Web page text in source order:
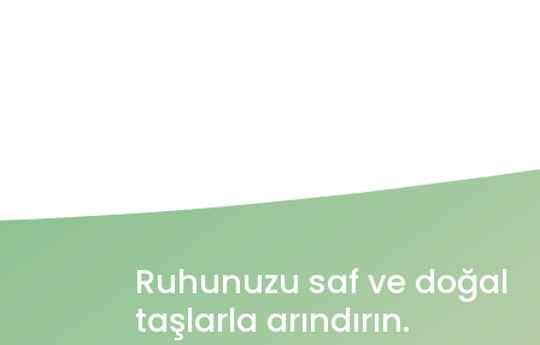
Ruhunuzu saf ve doğal
taşlarla arındırın.